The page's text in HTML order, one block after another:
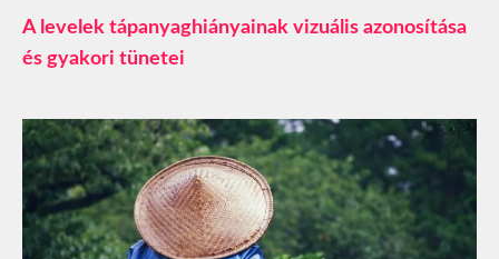
A levelek tápanyaghiányainak vizuális azonosítása
és gyakori tünetei